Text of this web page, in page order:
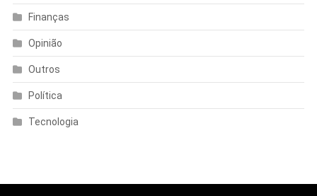
Finanças
Opinião
Outros
Política
Tecnologia